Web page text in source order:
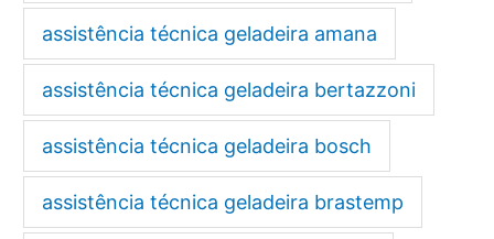
assistência técnica geladeira amana
assistência técnica geladeira bertazzoni
assistência técnica geladeira bosch
assistência técnica geladeira brastemp